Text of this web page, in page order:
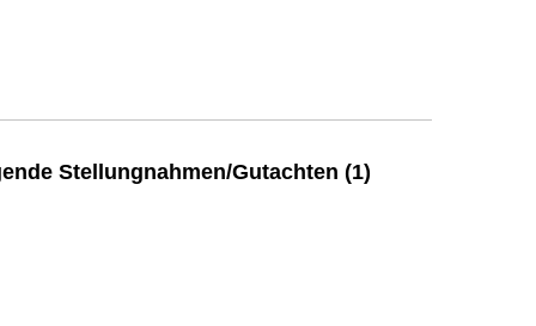
Stellungnahmen/Gutachten (1)